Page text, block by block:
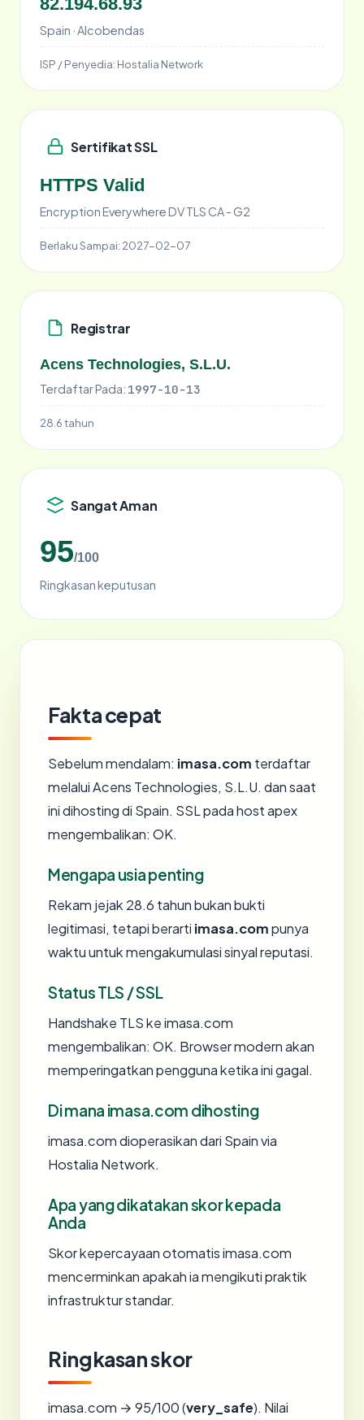
Spain · Alcobendas
ISP / Penyedia: Hostalia Network
Sertifikat SSL
HTTPS Valid
Encryption Everywhere DV TLS CA - G2
Berlaku Sampai: 2027-02-07
Registrar
Acens Technologies, S.L.U.
Terdaftar Pada: 1997-10-13
28.6 tahun
Sangat Aman
95/100
Ringkasan keputusan
Fakta cepat
Sebelum mendalam: imasa.com terdaftar
melalui Acens Technologies, S.L.U. dan saat
ini dihosting di Spain. SSL pada host apex
mengembalikan: OK.
Mengapa usia penting
Rekam jejak 28.6 tahun bukan bukti
legitimasi, tetapi berarti imasa.compunya
waktu untuk mengakumulasi sinyal reputasi.
Status TLS / SSL
Handshake TLS ke imasa.com
mengembalikan: OK. Browser modern akan
memperingatkan pengguna ketika ini gagal.
Di mana imasa.com dihosting
imasa.com dioperasikan dari Spain via
Hostalia Network.
Apa yang dikatakan skor kepada
Anda
Skor kepercayaan otomatis imasa.com
mencerminkan apakah ia mengikuti praktik
infrastruktur standar.
Ringkasan skor
imasa.com → 95/100 (very_safe). Nilai